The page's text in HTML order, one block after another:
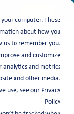
computer. These
about how you
us to remember you.
and customize
analytics and metrics
and other media.
use, see our Privacy
Policy.
Insights